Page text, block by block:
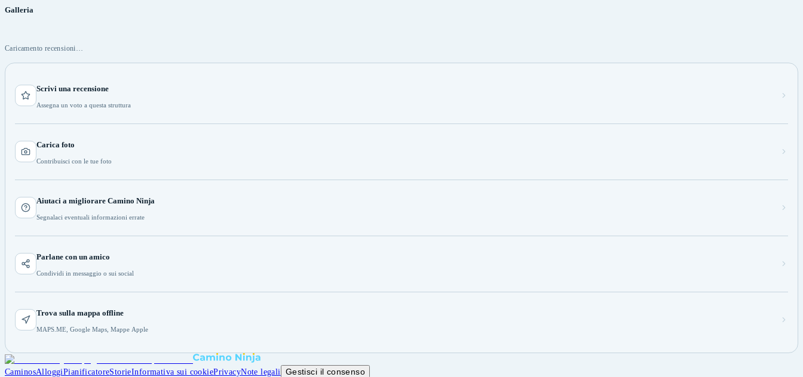
Galleria
Caricamento recensioni…
Scrivi una recensione
Assegna un voto a questa struttura
Carica foto
Contribuisci con le tue foto
Aiutaci a migliorare Camino Ninja
Segnalaci eventuali informazioni errate
Parlane con un amico
Condividi in messaggio o sui social
Trova sulla mappa offline
MAPS.ME, Google Maps, Mappe Apple
CaminosAlloggiPianificatoreStorieInformativa sui cookiePrivacyNote legali Gestisci il consenso